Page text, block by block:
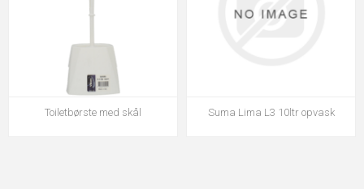
Toiletbørste med skål Suma Lima L3 10ltr opvask